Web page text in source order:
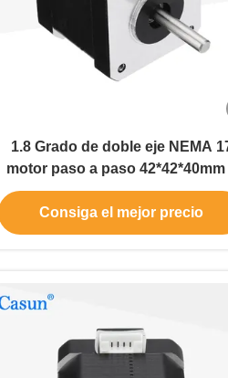
1.8 Grado de doble eje NEMA
motor paso a paso 42*42*40mm 4
motor paso a paso de plomo
Consiga el mejor precio